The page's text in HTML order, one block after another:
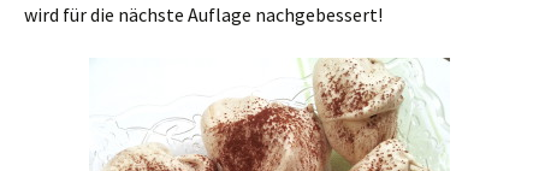
wird für die nächste Auflage nachgebessert!